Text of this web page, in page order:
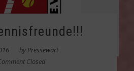
by Pressewart
Closed